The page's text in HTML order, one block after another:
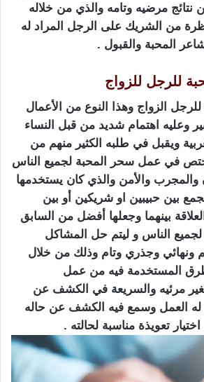
نتائج مرضيه وتامه والذي من خلاله
من الشريك على الرجل المراد له
المحبة والقبول .
للرجل للزواج
الزواج وهذا النوع من الأعمال
وعليه اهتمام شديد من قبل النساء
ويقبل في طلبه الكثير منهم من
في عمل سحر المحبة لجميع الناس
والأمن والذي كان يستخدمها
بين حبيبين او شريكين أو بين
بينهما وجعلها أفضل من السابق
الناس و ليتم حل المشاكل
ونهائي وجذري وتام وذلك من خلال
المستخدمة فيه من عمل
مرئيه والسريعة في الكشف عن
له العمل وسمع فيه الكشف عن حاله
تعويذة مناسبة لحالته .